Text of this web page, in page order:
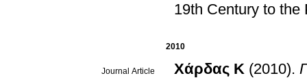
19th Century to the
2010
Journal Article Χάρδας Κ (2010).